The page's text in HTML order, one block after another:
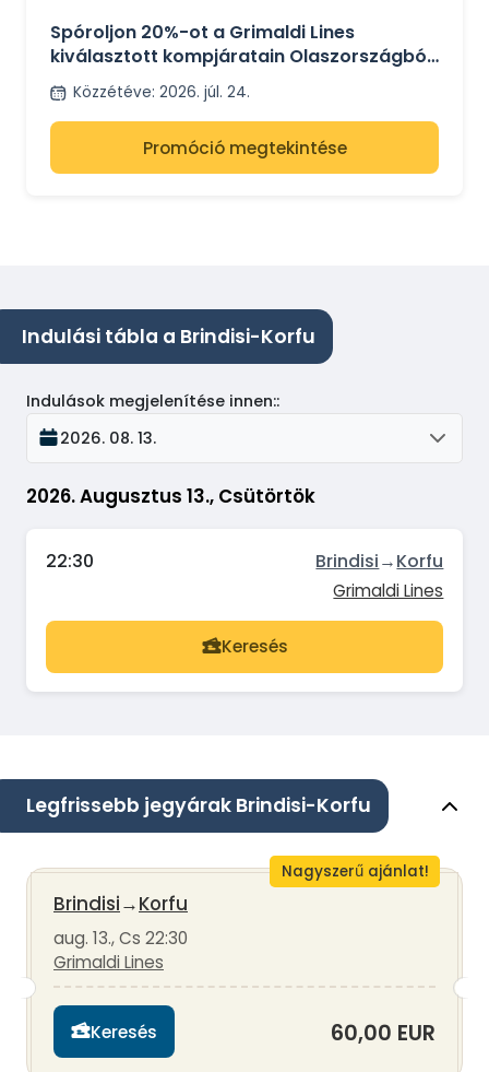
Spóroljon 20%-ot a Grimaldi Lines
kiválasztott kompjáratain Olaszországból
Görögországba
Közzétéve: 2026. júl. 24.
Promóció megtekintése
Indulási tábla a Brindisi-Korfu
2026. Augusztus 13., Csütörtök
Indulások megjelenítése innen::
2026. 08. 13.
22:30 Brindisi→Korfu
Grimaldi Lines
Keresés
Legfrissebb jegyárak Brindisi-Korfu
Nagyszerű ajánlat!
Brindisi→Korfu
aug. 13., Cs 22:30
Grimaldi Lines
Keresés 60,00 EUR